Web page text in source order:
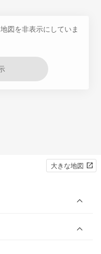
図を非表示にしていま
大きな地図